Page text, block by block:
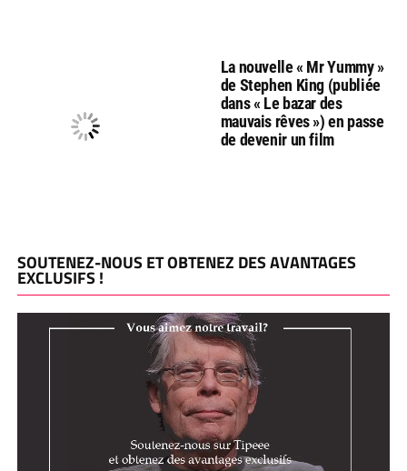
La nouvelle « Mr Yummy »
de Stephen King (publiée
dans « Le bazar des
mauvais rêves ») en passe
de devenir un film
SOUTENEZ-NOUS ET OBTENEZ DES AVANTAGES
EXCLUSIFS !